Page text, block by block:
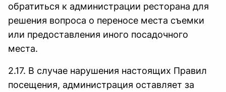
обратиться к администрации ресторана для
решения вопроса о переносе места съемки
или предоставления иного посадочного
места.
2.17. В случае нарушения настоящих Правил
посещения, администрация оставляет за